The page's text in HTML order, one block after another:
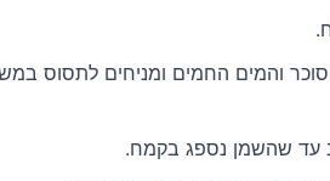
והמים החמים ומניחים לתסוס
עד שהשמן נספג בקמח.